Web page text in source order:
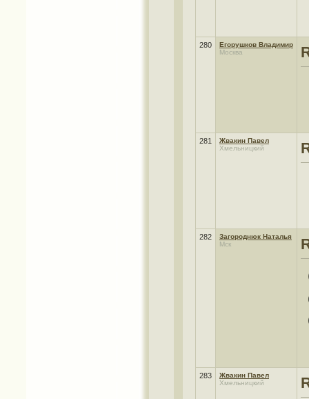
280
Егорушков Владимир
Москва
281
Жвакин Павел
Хмельницкий
282
Загороднюк Наталья
Мск
283
Жвакин Павел
Хмельницкий